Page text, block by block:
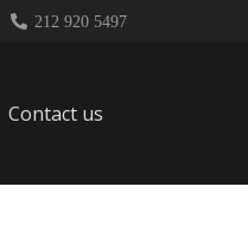
212 920 5497
Contact us